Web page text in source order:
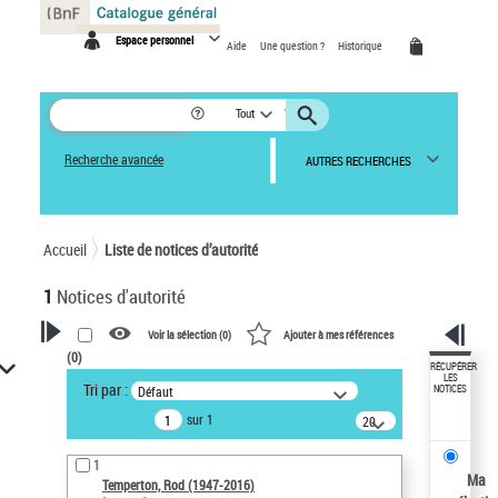
Espace personnel Aide Une question ? Historique
Tout
Recherche avancée AUTRES RECHERCHES
Accueil Liste de notices d’autorité
1 Notices d'autorité
VOTRE RECHERCHE
Recherche avancée dans les
notices d’autorité
Œuvres liées à l'auteur :
Temperton, Rod (1947-2016)
Voir la sélection (0) Ajouter à mes références
(0)
Tri par : Défaut
sur 1
20
résultats/page
1
Temperton, Rod (1947-2016)
RÉCUPÉRER
LES
NOTICES
Ma
Panneau de gestion des cookies